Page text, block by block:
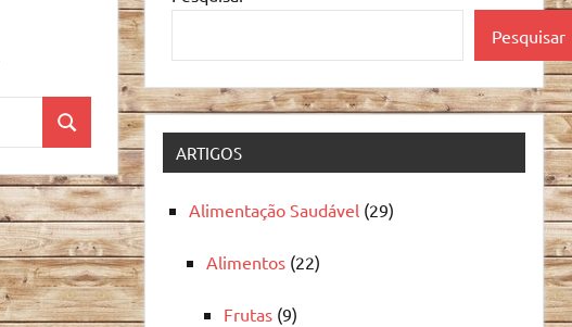
Pesquisa
Pesquisar
ARTIGOS
Alimentação Saudável (29)
Alimentos (22)
Frutas (9)